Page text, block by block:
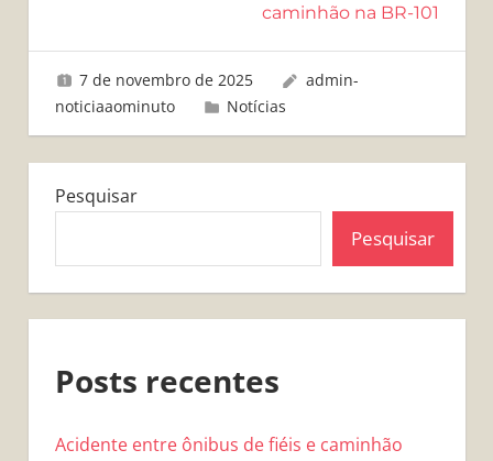
caminhão na BR-101
7 de novembro de 2025
admin-
noticiaaominuto
Notícias
Pesquisar
Pesquisar
Posts recentes
Acidente entre ônibus de fiéis e caminhão